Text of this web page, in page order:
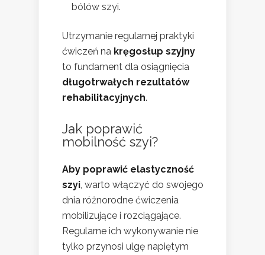
bólów szyi.
Utrzymanie regularnej praktyki
ćwiczeń na kręgosłup szyjny
to fundament dla osiągnięcia
długotrwałych rezultatów
rehabilitacyjnych.
Jak poprawić
mobilność szyi?
Aby poprawić elastyczność
szyi , warto włączyć do swojego
dnia różnorodne ćwiczenia
mobilizujące i rozciągające.
Regularne ich wykonywanie nie
tylko przynosi ulgę napiętym